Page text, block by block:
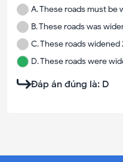
A.These roads must be
B.These roads was
C.These roads widened
D.These roads were
Đáp án đúng là: D